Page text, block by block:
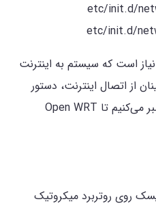
است که سیستم به اینترنت
از اتصال اینترنت، دستور
opkg update را وارد نموده و صبر می‌کنیم تا Open WRT